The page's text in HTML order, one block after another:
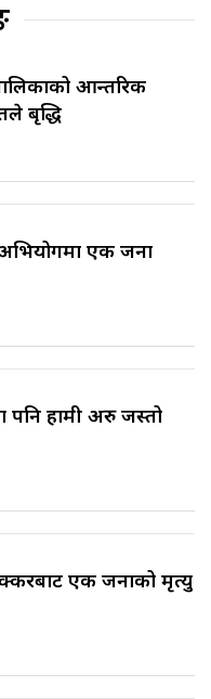
आन्तरिक
बृद्धि
एक जना
पनि हामी अरु जस्तो
एक जनाको मृत्यु